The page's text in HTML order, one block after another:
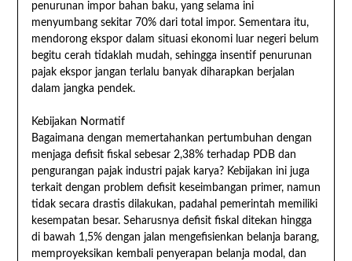
penurunan impor bahan baku, yang selama ini
menyumbang sekitar 70% dari total impor. Sementara itu,
mendorong ekspor dalam situasi ekonomi luar negeri belum
begitu cerah tidaklah mudah, sehingga insentif penurunan
pajak ekspor jangan terlalu banyak diharapkan berjalan
dalam jangka pendek.
Kebijakan Normatif
Bagaimana dengan memertahankan pertumbuhan dengan
menjaga defisit fiskal sebesar 2,38% terhadap PDB dan
pengurangan pajak industri pajak karya? Kebijakan ini juga
terkait dengan problem defisit keseimbangan primer, namun
tidak secara drastis dilakukan, padahal pemerintah memiliki
kesempatan besar. Seharusnya defisit fiskal ditekan hingga
di bawah 1,5% dengan jalan mengefisienkan belanja barang,
memproyeksikan kembali penyerapan belanja modal, dan